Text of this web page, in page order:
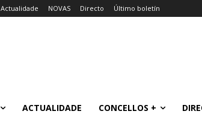
Actualidade NOVAS Directo Último boletín
ACTUALIDADE CONCELLOS +